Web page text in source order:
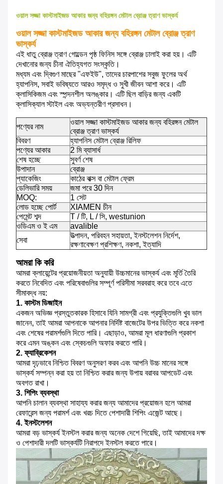
ওয়াল সজ্জা কাস্টমাইজড আকার জন্য বহিরঙ্গন মেটাল ব্রোঞ্জ ত্রাণ ভাস্কর্য
ওয়াল সজ্জা কাস্টমাইজড আকার জন্য বহিরঙ্গন মেটাল ব্রোঞ্জ ত্রাণ
ভাস্কর্য
এই ধাতু ব্রোঞ্জ ত্রাণ গোল্ডেন পৃষ্ঠ ফিনিস সঙ্গে ব্রোঞ্জ ঢালাই করা হয়। এটি
দেখানোর জন্য চীনা ঐতিহ্যগত সংস্কৃতি।
মধ্যম এবং দ্বিগুণ মাছের "এফইউ", তাদের চারপাশের সবুজ ফুলের অর্থ
হ্যাপনিস, সবাই ভবিষ্যতে আরও সমৃদ্ধ ও সুখী জীবন আশা করে। এটি
ক্লাসিকিজম এবং স্পন্দনশীল অলঙ্কার। এটি ছিল বাড়ির জন্য একটি
ক্লাসিক্যাল স্টাইল এবং অভ্যন্তরীণ প্রসাধন।
পণ্যের নাম
ওয়াল সজ্জা কাস্টমাইজড আকার জন্য বহিরঙ্গন মেটাল
ব্রোঞ্জ ত্রাণ ভাস্কর্য
বিবরণ
হ্যাপনিস মেটাল ব্রোঞ্জ রিলিফ
পণ্যের আকার
2 মি ব্যাসার্ধ
শেষ হচ্ছে
সুবর্ণ শেষ
উপাদান
ব্রোঞ্জ
প্যাকেজিং
কাঠের বাক্স বা মেটাল ফ্রেম
ডেলিভারি সময়
জমা পরে 30 দিন
MOQ:
1 সেট
লোড হচ্ছে পোর্ট
XIAMEN চীন
পেমেন্ট শব্দ
T / টি, L / সি, westunion
ওডিএম ও ই এম
avalible
সেবা
উত্পাদন, পরিবহন সহায়তা, ইনস্টলেশন নির্দেশ,
রক্ষণাবেক্ষণ প্রশিক্ষণ, নকশা, ইত্যাদি
আমরা কি করি
আমরা ক্লায়েন্টের প্রয়োজনীয়তা অনুযায়ী উচ্চমানের ভাস্কর্য এবং মূর্তি তৈরি
করতে নিবেদিত এবং পরিষেবাগুলির সম্পূর্ণ পরিসীমা সরবরাহ করে তবে এতে
সীমাবদ্ধ নয়:
1. কাস্টম ডিজাইন
একজন অভিজ্ঞ প্রস্তুতকারক হিসাবে যিনি সামগ্রী এবং প্রযুক্তিগুলি খুব ভাল
জানেন, তাই আমরা আপনাকে আপনার নির্দিষ্ট বাজেটের উপর ভিত্তি করে নকশা
এবং শেষের পরামর্শগুলি দিতে পারি। এছাড়াও, আমরা মূল ধারণাগুলি প্রকাশ
করে এমন অঙ্কন এবং স্কেচগুলি অফার করতে পারি।
2. ফ্যাব্রিকেশন
আমরা দৃঢ়ভাবে নিশ্চিত বিবরণ অনুসরণ করব এবং আপনি উচ্চ মানের সঙ্গে
ভাস্কর্য সম্পন্ন করা হয় তা নিশ্চিত করার জন্য উপায় বরাবর আপডেট এবং
অবগত রাখা।
3. শিপিং ব্যবস্থা
আপনি চালান ব্যবস্থা সাহায্য করার জন্য আমাদের প্রয়োজন হলে আমরা
রেফারেন্স জন্য পরামর্শ এবং খরচ দিতে পেশাদারী শিপিং এজেন্ট আছে।
4. ইনস্টলেশন
আমরা বড় ভাস্কর্য ইনস্টল করার জন্য অনেক দেশে গিয়েছি, তাই আমাদের দক্ষ
ও পেশাদারী দলটি ভাস্কর্যটি নিরাপদে ইনস্টল করতে পারে।